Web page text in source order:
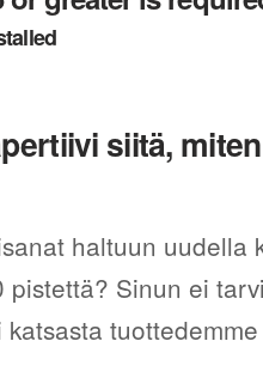
siitä,
haltuun uudella
pistettä? Sinun ei